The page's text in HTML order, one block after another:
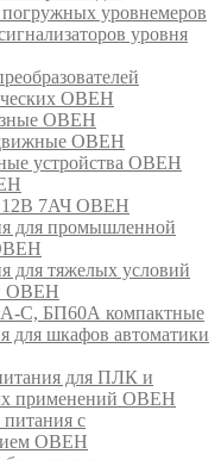
уровнемеров
уровня
ОВЕН
ОВЕН
ОВЕН
устройства ОВЕН
12В 7АЧ ОВЕН
для промышленной
для тяжелых условий
ОВЕН
С, БП60А компактные
для шкафов автоматики
для ПЛК и
применений ОВЕН
с
ОВЕН